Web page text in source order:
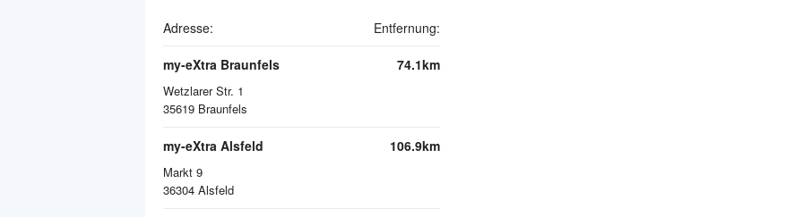
Adresse: Entfernung:
my-eXtra Braunfels
Wetzlarer Str. 1
35619 Braunfels
74.1km
my-eXtra Alsfeld
Markt 9
36304 Alsfeld
106.9km